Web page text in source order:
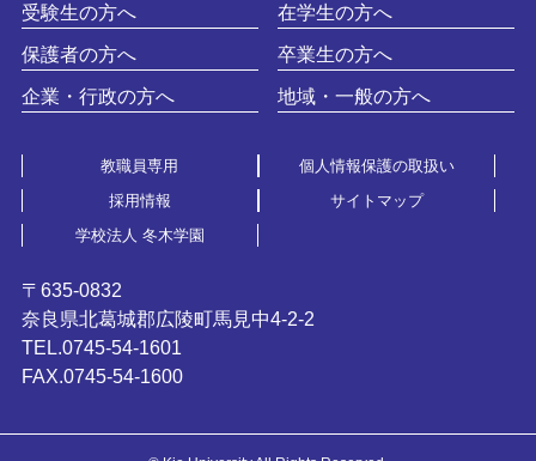
受験生の方へ 在学生の方へ
保護者の方へ 卒業生の方へ
企業・行政の方へ 地域・一般の方へ
教職員専用
個人情報保護の取扱い
採用情報
サイトマップ
学校法人 冬木学園
〒635-0832
奈良県北葛城郡広陵町馬見中4-2-2
TEL.0745-54-1601
FAX.0745-54-1600​